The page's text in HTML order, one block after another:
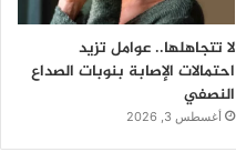
لا تتجاهلها.. عوامل تزيد
احتمالات الإصابة بنوبات الصداع
النصفي
أغسطس 3, 2026